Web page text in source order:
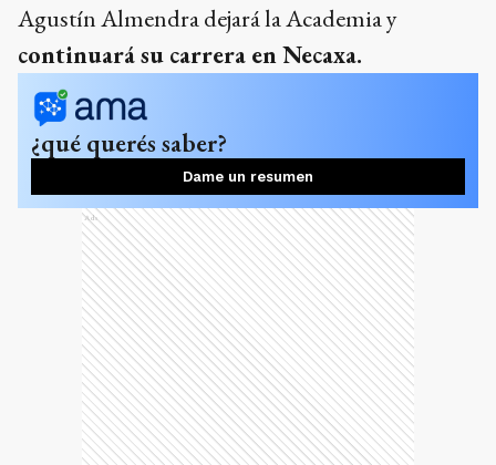
Agustín Almendra dejará la Academia y
continuará su carrera en Necaxa.
¿qué querés saber?
Dame un resumen
Ads